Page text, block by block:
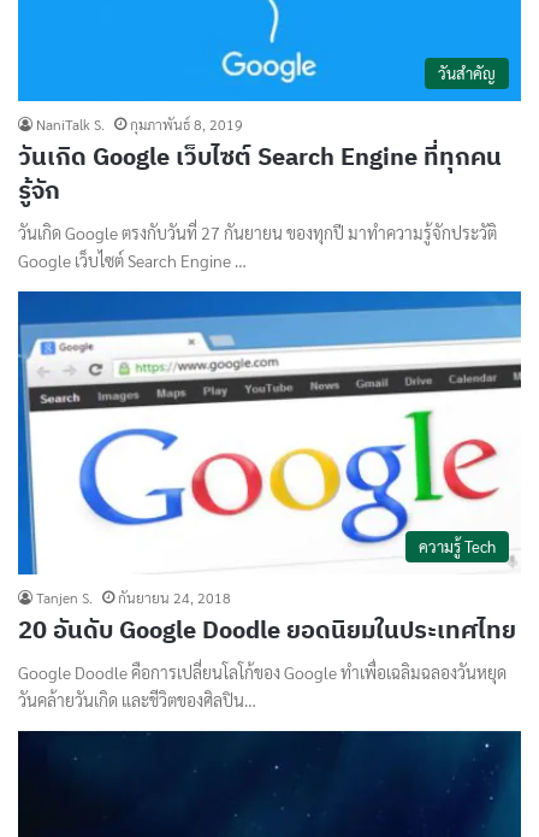
วันสำคัญ
NaniTalk S. กุมภาพันธ์ 8, 2019
วันเกิด Google เว็บไซต์ Search Engine ที่ทุกคน
รู้จัก
วันเกิด Google ตรงกับวันที่ 27 กันยายน ของทุกปี มาทำความรู้จักประวัติ
Google เว็บไซต์ Search Engine …
ความรู้ Tech
Tanjen S. กันยายน 24, 2018
20 อันดับ Google Doodle ยอดนิยมในประเทศไทย
Google Doodle คือการเปลี่ยนโลโก้ของ Google ทำเพื่อเฉลิมฉลองวันหยุด
วันคล้ายวันเกิด และชีวิตของศิลปิน…